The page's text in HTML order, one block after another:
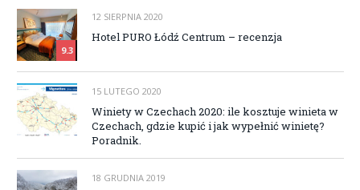
9.3
12 SIERPNIA 2020
Hotel PURO Łódź Centrum – recenzja
15 LUTEGO 2020
Winiety w Czechach 2020: ile kosztuje winieta w
Czechach, gdzie kupić i jak wypełnić winietę?
Poradnik.
18 GRUDNIA 2019